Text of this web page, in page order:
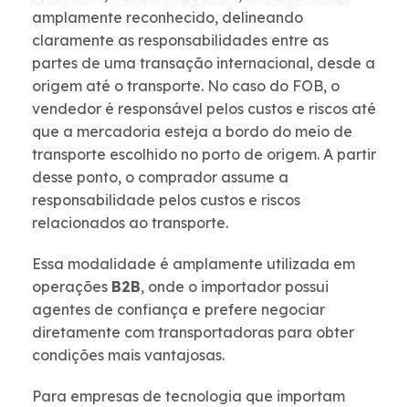
amplamente reconhecido, delineando
claramente as responsabilidades entre as
partes de uma transação internacional, desde a
origem até o transporte. No caso do FOB, o
vendedor é responsável pelos custos e riscos até
que a mercadoria esteja a bordo do meio de
transporte escolhido no porto de origem. A partir
desse ponto, o comprador assume a
responsabilidade pelos custos e riscos
relacionados ao transporte.
Essa modalidade é amplamente utilizada em
operações B2B, onde o importador possui
agentes de confiança e prefere negociar
diretamente com transportadoras para obter
condições mais vantajosas.
Para empresas de tecnologia que importam